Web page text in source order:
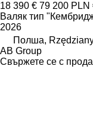
18 390 € 79 200 PLN
Валяк тип
2026
Полша,
AB Group
Свържете се с